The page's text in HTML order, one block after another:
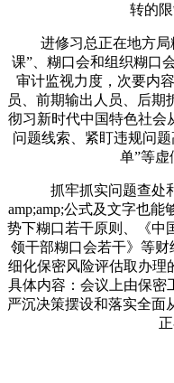
转的限
进修习总正在地方局
课”、糊口会和组织糊口
审计监视力度，次要内
员、前期输出人员、后期
彻习新时代中国特色社会
问题线索、紧盯违规问
单”等虚
抓牢抓实问题查处和
amp;amp;公式及文字也
势下糊口若干原则、《中
领干部糊口会若干》等财
细化保密风险评估取办理
具体内容：会议上由保密
严沉决策摆设和落实全面